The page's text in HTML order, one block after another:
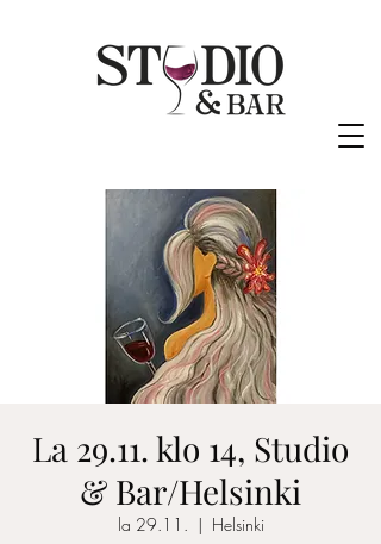
La 29.11. klo 14, Studio
& Bar/Helsinki
la 29.11.
  |
Helsinki